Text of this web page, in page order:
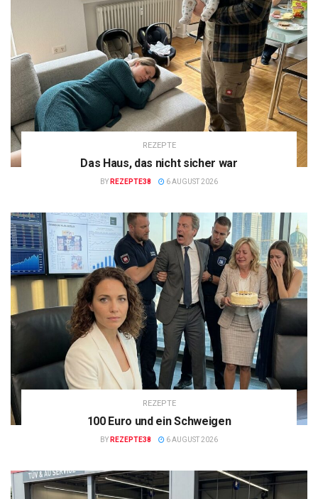
REZEPTE
Das Haus, das nicht sicher war
BY REZEPTE38 6 AUGUST 2026
REZEPTE
100 Euro und ein Schweigen
BY REZEPTE38 6 AUGUST 2026